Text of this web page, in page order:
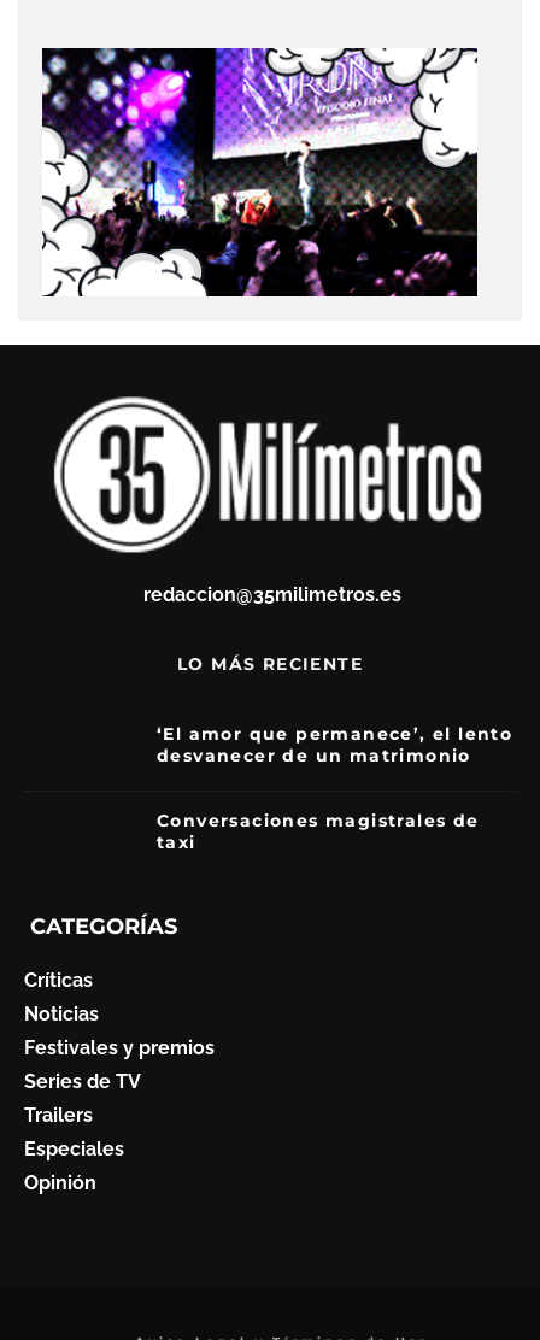
redaccion@35milimetros.es
LO MÁS RECIENTE
‘El amor que permanece’, el lento
desvanecer de un matrimonio
Conversaciones magistrales de
taxi
CATEGORÍAS
Críticas
Noticias
Festivales y premios
Series de TV
Trailers
Especiales
Opinión